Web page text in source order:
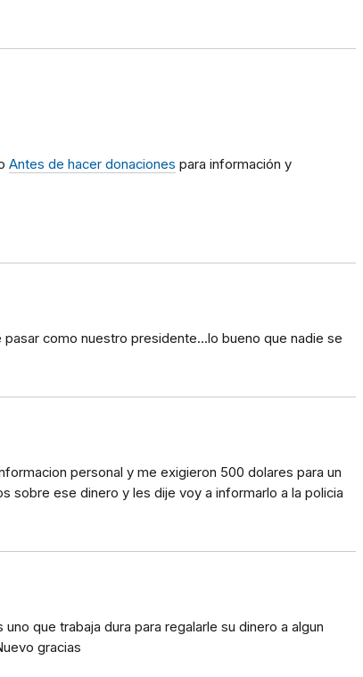
Antes de hacer donaciones para información y
como nuestro presidente...lo bueno que nadie se
personal y me exigieron 500 dolares para un
sobre ese dinero y les dije voy a informarlo a la policia
que trabaja dura para regalarle su dinero a algun
gracias